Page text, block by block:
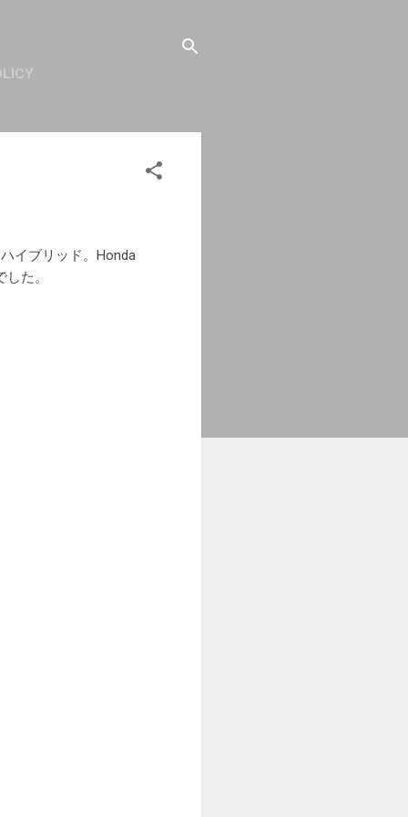
イブリッド。Honda
た。